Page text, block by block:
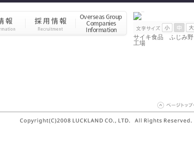
サイキ食品 ふじみ野
工場